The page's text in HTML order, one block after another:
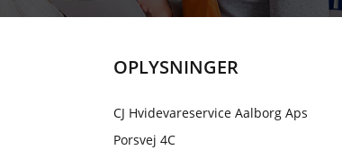
OPLYSNINGER
CJ Hvidevareservice Aalborg Aps
Porsvej 4C